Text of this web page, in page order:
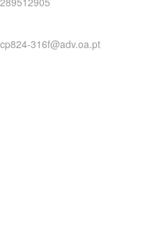
cp824-316f@adv.oa.pt